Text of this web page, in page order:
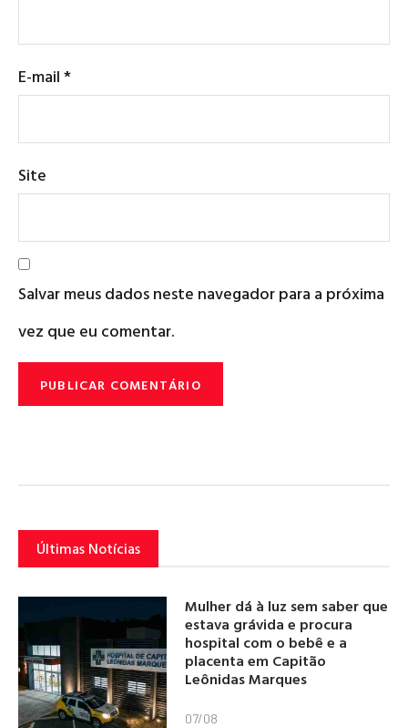
E-mail*
Site
Salvar meus dados neste navegador para a próxima
vez que eu comentar.
Últimas Notícias
Mulher dá à luz sem saber que
estava grávida e procura
hospital com o bebê e a
placenta em Capitão
Leônidas Marques
07/08